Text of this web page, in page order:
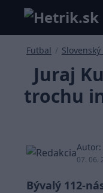
Futbal /
Juraj
trochu
Autor:
07. 06.
Bývalý 112-